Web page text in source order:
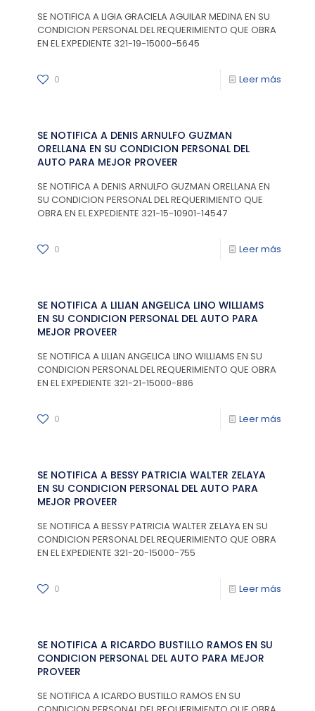
SE NOTIFICA A LIGIA GRACIELA AGUILAR MEDINA EN SU
CONDICION PERSONAL DEL REQUERIMIENTO QUE OBRA
EN EL EXPEDIENTE 321-19-15000-5645
0 Leer más
SE NOTIFICA A DENIS ARNULFO GUZMAN
ORELLANA EN SU CONDICION PERSONAL DEL
AUTO PARA MEJOR PROVEER
SE NOTIFICA A DENIS ARNULFO GUZMAN ORELLANA EN
SU CONDICION PERSONAL DEL REQUERIMIENTO QUE
OBRA EN EL EXPEDIENTE 321-15-10901-14547
0 Leer más
SE NOTIFICA A LILIAN ANGELICA LINO WILLIAMS
EN SU CONDICION PERSONAL DEL AUTO PARA
MEJOR PROVEER
SE NOTIFICA A LILIAN ANGELICA LINO WILLIAMS EN SU
CONDICION PERSONAL DEL REQUERIMIENTO QUE OBRA
EN EL EXPEDIENTE 321-21-15000-886
0 Leer más
SE NOTIFICA A BESSY PATRICIA WALTER ZELAYA
EN SU CONDICION PERSONAL DEL AUTO PARA
MEJOR PROVEER
SE NOTIFICA A BESSY PATRICIA WALTER ZELAYA EN SU
CONDICION PERSONAL DEL REQUERIMIENTO QUE OBRA
EN EL EXPEDIENTE 321-20-15000-755
0 Leer más
SE NOTIFICA A RICARDO BUSTILLO RAMOS EN SU
CONDICION PERSONAL DEL AUTO PARA MEJOR
PROVEER
SE NOTIFICA A ICARDO BUSTILLO RAMOS EN SU